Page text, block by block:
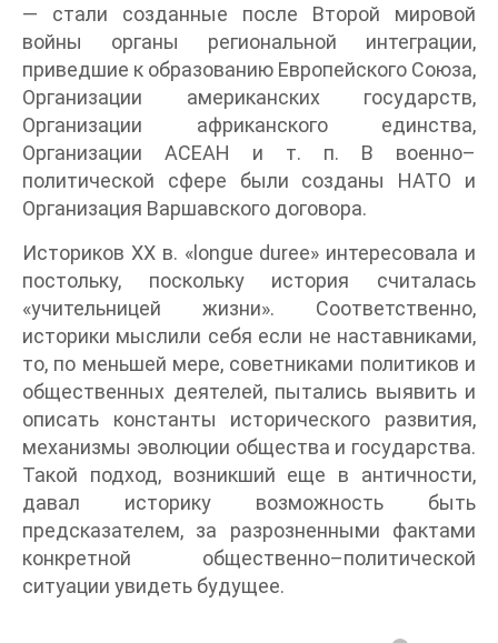
— стали созданные после Второй мировой
войны органы региональной интеграции,
приведшие к образованию Европейского Союза,
Организации американских государств,
Организации африканского единства,
Организации АСЕАН и т. п. В военно–
политической сфере были созданы НАТО и
Организация Варшавского договора.
Историков XX в. «longue duree» интересовала и
постольку, поскольку история считалась
«учительницей жизни». Соответственно,
историки мыслили себя если не наставниками,
то, по меньшей мере, советниками политиков и
общественных деятелей, пытались выявить и
описать константы исторического развития,
механизмы эволюции общества и государства.
Такой подход, возникший еще в античности,
давал историку возможность быть
предсказателем, за разрозненными фактами
конкретной общественно–политической
ситуации увидеть будущее.